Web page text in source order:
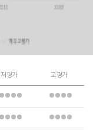
저평가 고평가